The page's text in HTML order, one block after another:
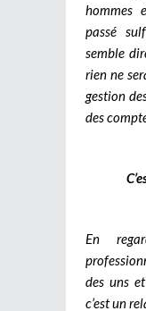
hommes
passé
semble
rien ne
gestion
des
En
des uns
c’est un